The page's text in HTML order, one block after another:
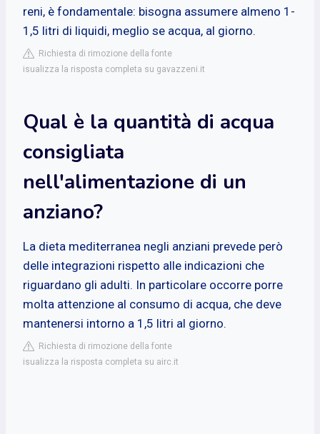
reni, è fondamentale: bisogna assumere almeno 1-
1,5 litri di liquidi, meglio se acqua, al giorno.
Richiesta di rimozione della fonte
isualizza la risposta completa su gavazzeni.it
Qual è la quantità di acqua
consigliata
nell'alimentazione di un
anziano?
La dieta mediterranea negli anziani prevede però
delle integrazioni rispetto alle indicazioni che
riguardano gli adulti. In particolare occorre porre
molta attenzione al consumo di acqua, che deve
mantenersi intorno a 1,5 litri al giorno.
Richiesta di rimozione della fonte
isualizza la risposta completa su airc.it